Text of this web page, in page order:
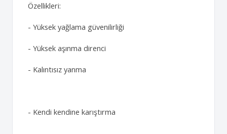
Özellikleri:
- Yüksek yağlama güvenilirliği
- Yüksek aşınma direnci
- Kalıntısız yanma
- Kendi kendine karıştırma